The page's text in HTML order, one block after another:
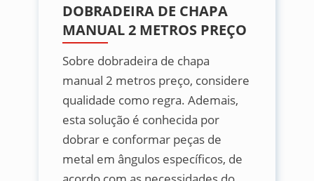
DOBRADEIRA DE CHAPA
MANUAL 2 METROS PREÇO
Sobre dobradeira de chapa
manual 2 metros preço, considere
qualidade como regra. Ademais,
esta solução é conhecida por
dobrar e conformar peças de
metal em ângulos específicos, de